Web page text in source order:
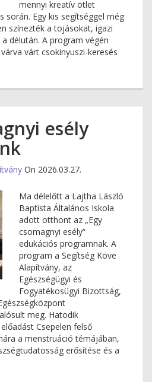
mennyi kreatív ötlet
során. Egy kis segítséggel még
színezték a tojásokat, igazi
délután. A program végén
várt csokinyuszi-keresés
esély
On 2026.03.27.
Ma délelőtt a Lajtha László
Baptista Általános Iskola
adott otthont az „Egy
csomagnyi esély”
edukációs programnak. A
program a Segítség Köve
Alapítvány, az
Egészségügyi és
Fogyatékosügyi Bizottság,
meg. Hatodik
Csepelen felső
a menstruáció témájában,
erősítése és a